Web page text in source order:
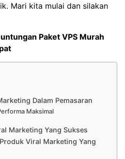
Mari kita mulai dan silakan
Paket VPS Murah
Dalam Pemasaran
Maksimal
Marketing Yang Sukses
Viral Marketing Yang